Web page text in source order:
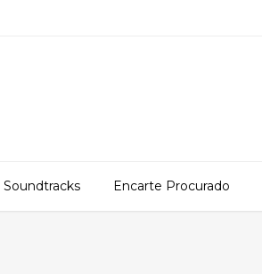
Soundtracks Encarte Procurado